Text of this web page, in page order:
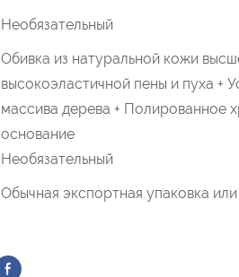
Необязательный
Обивка из натуральной кожи
высокоэластичной пены и пуха +
массива дерева + Полированное
основание
Необязательный
Обычная экспортная упаковка